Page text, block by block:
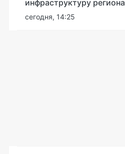
инфраструктуру региона
сегодня, 14:25